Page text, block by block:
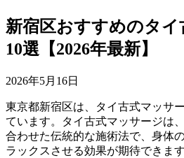
新宿区おすすめのタ
10選【2026年最新】
2026年5月16日
東京都新宿区は、タイ古式マッサ
ています。タイ古式マッサージは
合わせた伝統的な施術法で、身体
ラックスさせる効果が期待できま